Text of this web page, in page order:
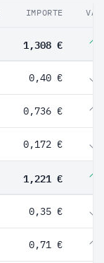
IMPORTE
1,308 €
0,40 €
0,736 €
0,172 €
1,221 €
0,35 €
0,71 €